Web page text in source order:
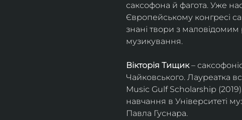
саксофона й фагота. Уже
Європейському конгресі
знані твори з
музикування.
Вікторія Тищик –
Чайковського. Лауреатка
Music Gulf Scholarship
навчання в Університеті
Павла Гуснара.